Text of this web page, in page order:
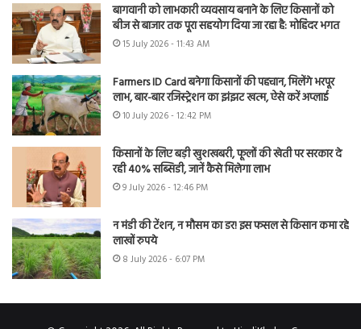
बागवानी को लाभकारी व्यवसाय बनाने के लिए किसानों को
बीज से बाजार तक पूरा सहयोग दिया जा रहा है: मोहिंदर भगत
15 July 2026 - 11:43 AM
Farmers ID Card बनेगा किसानों की पहचान, मिलेंगे भरपूर
लाभ, बार-बार रजिस्ट्रेशन का झंझट खत्म, ऐसे करें अप्लाई
10 July 2026 - 12:42 PM
किसानों के लिए बड़ी खुशखबरी, फूलों की खेती पर सरकार दे
रही 40% सब्सिडी, जानें कैसे मिलेगा लाभ
9 July 2026 - 12:46 PM
न मंडी की टेंशन, न मौसम का डर! इस फसल से किसान कमा रहे
लाखों रुपये
8 July 2026 - 6:07 PM